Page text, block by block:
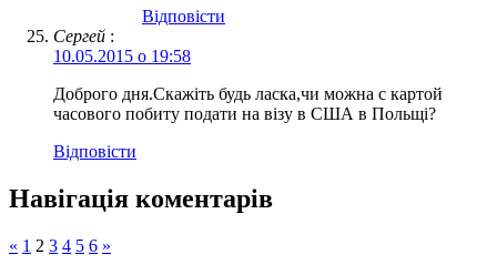
Відповіcти
Сергей :
10.05.2015 о 19:58
Доброго дня.Скажіть будь ласка,чи можна с картой
часового побиту подати на візу в США в Польщі?
Відповіcти
Навігація коментарів
« 1 2 3 4 5 6 »